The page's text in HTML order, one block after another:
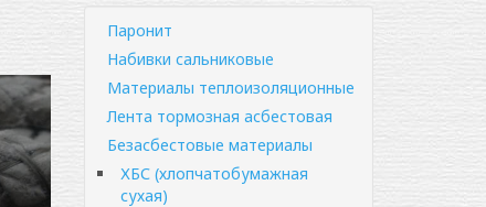
Паронит
Набивки сальниковые
Материалы теплоизоляционные
Лента тормозная асбестовая
Безасбестовые материалы
ХБС (хлопчатобумажная
сухая)